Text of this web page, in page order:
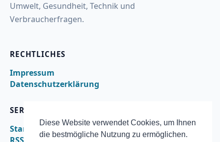
Diese Website verwendet Cookies, um Ihnen
die bestmögliche Nutzung zu ermöglichen.
Umwelt, Gesundheit, Technik und
Verbraucherfragen.
RECHTLICHES
Impressum
Datenschutzerklärung
SERVICE
Startseite